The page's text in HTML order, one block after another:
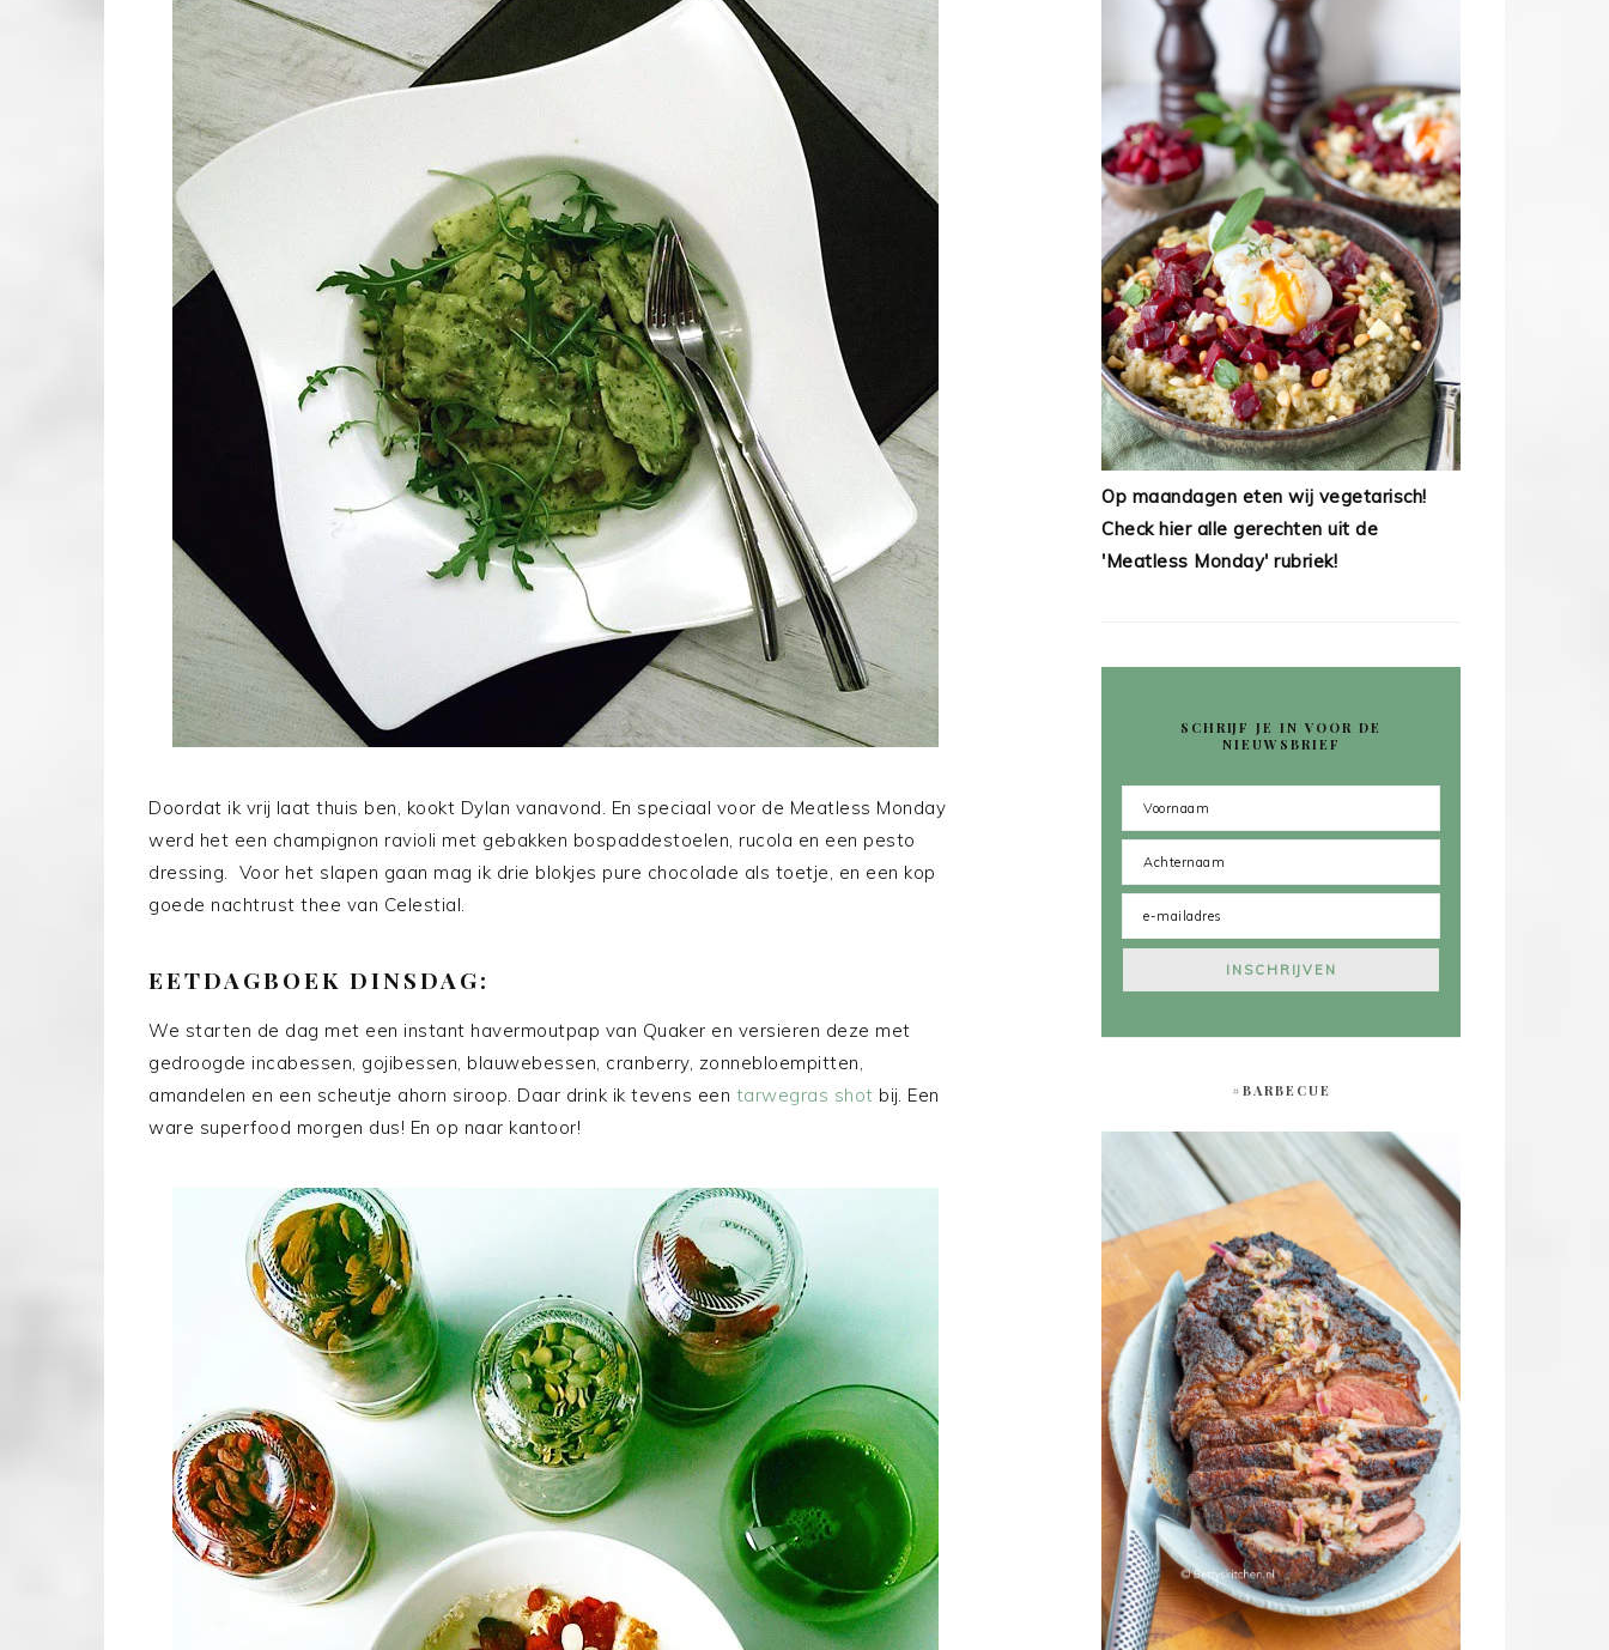
Doordat ik vrij laat thuis ben, kookt Dylan vanavond. En speciaal voor de Meatless Monday
werd het een champignon ravioli met gebakken bospaddestoelen, rucola en een pesto
dressing. Voor het slapen gaan mag ik drie blokjes pure chocolade als toetje, en een kop
goede nachtrust thee van Celestial.
EETDAGBOEK DINSDAG:
We starten de dag met een instant havermoutpap van Quaker en versieren deze met
gedroogde incabessen, gojibessen, blauwebessen, cranberry, zonnebloempitten,
amandelen en een scheutje ahorn siroop. Daar drink ik tevens een tarwegras shot bij. Een
ware superfood morgen dus! En op naar kantoor!
Op maandagen eten wij vegetarisch!
Check hier alle gerechten uit de
'Meatless Monday' rubriek!
SCHRIJF JE IN VOOR DE
NIEUWSBRIEF
#BARBECUE